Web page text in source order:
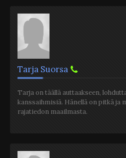
Tarja Suorsa
Tarja on täällä auttaakseen,
kanssaihmisiä. Hänellä on pitkä ja
rajatiedon maailmasta.